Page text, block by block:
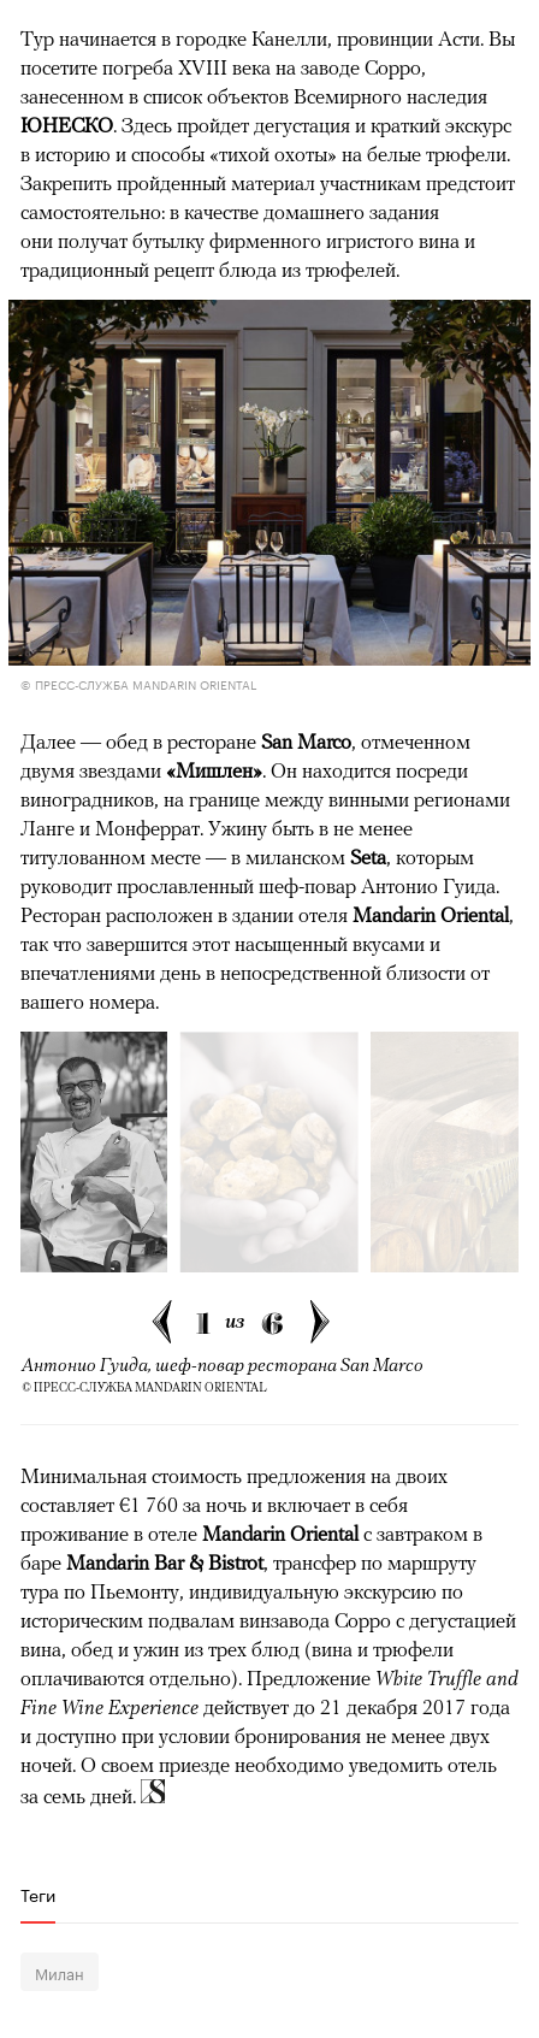
Тур начинается в городке Канелли, провинции Асти. Вы
посетите погреба XVIII века на заводе Coppo,
занесенном в список объектов Всемирного наследия
ЮНЕСКО. Здесь пройдет дегустация и краткий экскурс
в историю и способы «тихой охоты» на белые трюфели.
Закрепить пройденный материал участникам предстоит
самостоятельно: в качестве домашнего задания
они получат бутылку фирменного игристого вина и
традиционный рецепт блюда из трюфелей.
© ПРЕСС-СЛУЖБА MANDARIN ORIENTAL
00:00
Далее — обед в ресторане San Marco, отмеченном
двумя звездами «Мишлен». Он находится посреди
виноградников, на границе между винными регионами
Ланге и Монферрат. Ужину быть в не менее
титулованном месте — в миланском Seta, которым
руководит прославленный шеф-повар Антонио Гуида.
Ресторан расположен в здании отеля Mandarin Oriental,
так что завершится этот насыщенный вкусами и
впечатлениями день в непосредственной близости от
вашего номера.
1 из 6
Антонио Гуида, шеф-повар ресторана San Marco
© ПРЕСС-СЛУЖБА MANDARIN ORIENTAL
Минимальная стоимость предложения на двоих
составляет €1 760 за ночь и включает в себя
проживание в отеле Mandarin Orientalс завтраком в
баре Mandarin Bar & Bistrot, трансфер по маршруту
тура по Пьемонту, индивидуальную экскурсию по
историческим подвалам винзавода Coppo с дегустацией
вина, обед и ужин из трех блюд (вина и трюфели
оплачиваются отдельно). Предложение White Truffle and
Fine Wine Experience действует до 21 декабря 2017 года
и доступно при условии бронирования не менее двух
ночей. О своем приезде необходимо уведомить отель
за семь дней.
Теги
Милан